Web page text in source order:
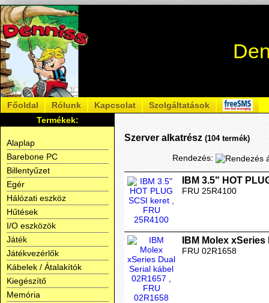
Főoldal Rólunk Kapcsolat
Szolgáltatások
Termékek:
Alaplap
Barebone PC
Billentyűzet
Egér
Hálózati eszköz
Hűtések
I/O eszközök
Játék
Játékvezérlők
Kábelek / Átalakítók
Kiegészítő
Memória
Szerver alkatrész (104 termék)
Rendezés:
IBM 3.5" HOT
FRU 25R4100
IBM Molex
FRU 02R1658